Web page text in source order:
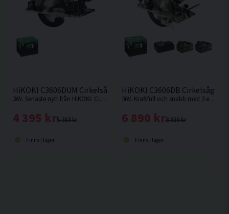
HiKOKI C3606DUM Cirkelsåg 165mm 36V
36V. Senaste nytt från HiKOKI. Cirkelsåg som kan fästas på skena. Levereras utan batteri och laddare.
5 363 kr
4 395 kr
Finns i lager
HiKOKI C3606DB Cirkelsåg
36V. Kraftfull och snabb med 3 effektlägen: Silent (låg ljudnivå), Medium (mjukt avslut med konstant varvtal) och High-mode (snabb kapning).
8 869 kr
6 890 kr
Finns i lager